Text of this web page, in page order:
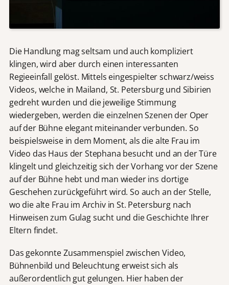
Die Handlung mag seltsam und auch kompliziert
klingen, wird aber durch einen interessanten
Regieeinfall gelöst. Mittels eingespielter schwarz/weiss
Videos, welche in Mailand, St. Petersburg und Sibirien
gedreht wurden und die jeweilige Stimmung
wiedergeben, werden die einzelnen Szenen der Oper
auf der Bühne elegant miteinander verbunden. So
beispielsweise in dem Moment, als die alte Frau im
Video das Haus der Stephana besucht und an der Türe
klingelt und gleichzeitig sich der Vorhang vor der Szene
auf der Bühne hebt und man wieder ins dortige
Geschehen zurückgeführt wird. So auch an der Stelle,
wo die alte Frau im Archiv in St. Petersburg nach
Hinweisen zum Gulag sucht und die Geschichte Ihrer
Eltern findet.
Das gekonnte Zusammenspiel zwischen Video,
Bühnenbild und Beleuchtung erweist sich als
außerordentlich gut gelungen. Hier haben der